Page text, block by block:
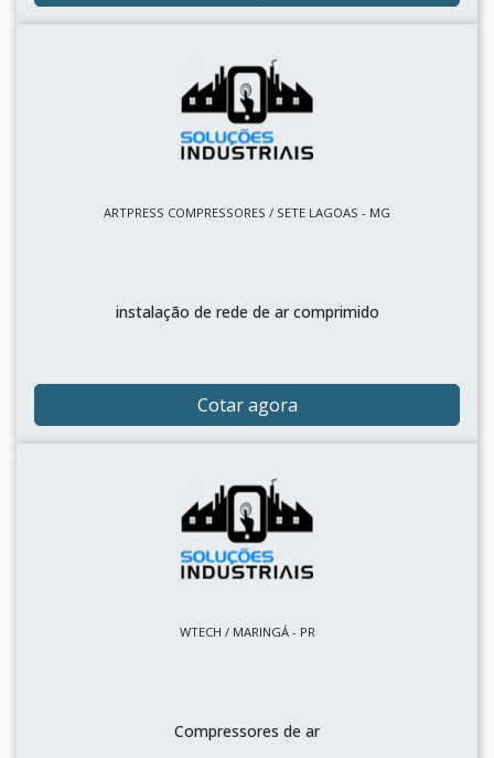
ARTPRESS COMPRESSORES / SETE LAGOAS - MG
instalação de rede de ar comprimido
Cotar agora
WTECH / MARINGÁ - PR
Compressores de ar